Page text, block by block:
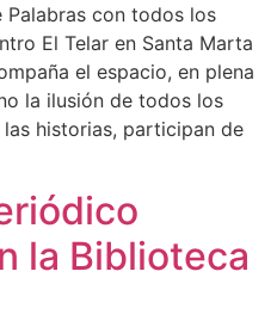
Palabras con todos los
El Telar en Santa Marta
el espacio, en plena
la ilusión de todos los
historias, participan de
la Biblioteca